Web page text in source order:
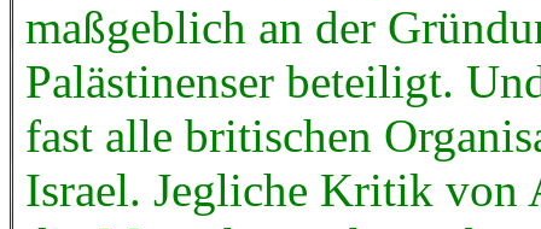
maßgeblich an der
Palästinenser beteiligt.
fast alle britischen
Israel. Jegliche Kritik von